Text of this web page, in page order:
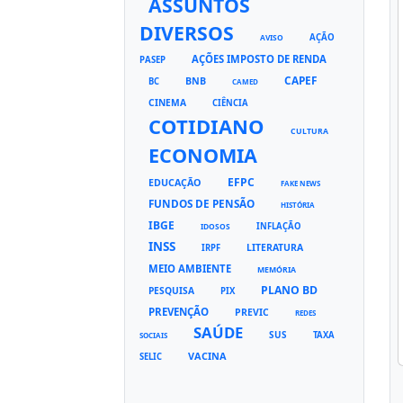
DIVERSOS
AVISO
AÇÃO
PASEP
AÇÕES IMPOSTO DE RENDA
BC BNB CAMED CAPEF
CINEMA CIÊNCIA
COTIDIANO CULTURA
ECONOMIA
EDUCAÇÃO EFPC FAKE NEWS
FUNDOS DE PENSÃO HISTÓRIA
IBGE IDOSOS INFLAÇÃO
INSS IRPF LITERATURA
MEIO AMBIENTE MEMÓRIA
PESQUISA PIX PLANO BD
PREVENÇÃO PREVIC REDES
SOCIAIS SAÚDE SUS
TAXA
SELIC
VACINA